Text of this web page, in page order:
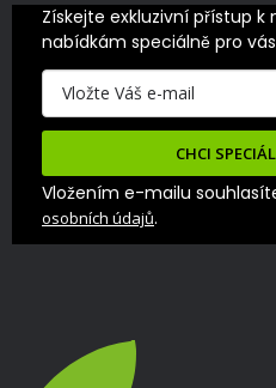
Získejte exkluzivní přístup k
nabídkám speciálně pro
CHCI
Vložením e-mailu
osobních údajů.